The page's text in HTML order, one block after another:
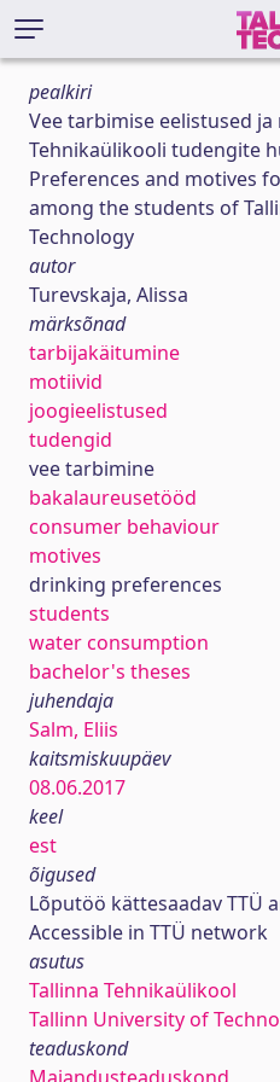
pealkiri
Vee tarbimise eelistused
Tehnikaülikooli tudengite
Preferences and motives
among the students of
Technology
autor
Turevskaja, Alissa
märksõnad
tarbijakäitumine
motiivid
joogieelistused
tudengid
vee tarbimine
bakalaureusetööd
consumer behaviour
motives
drinking preferences
students
water consumption
bachelor's theses
juhendaja
Salm, Eliis
kaitsmiskuupäev
08.06.2017
keel
est
õigused
Lõputöö kättesaadav TTÜ
Accessible in TTÜ network
asutus
Tallinna Tehnikaülikool
Tallinn University of
teaduskond